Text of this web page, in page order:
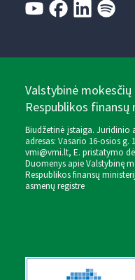
Valstybinė
Respublikos
Biudžetinė įstaiga. Juridinio
adresas: Vasario 16-osios g.
vmi@vmi.lt, E. pristatymo
Duomenys apie Valstybinę
Respublikos finansų
asmenų registre